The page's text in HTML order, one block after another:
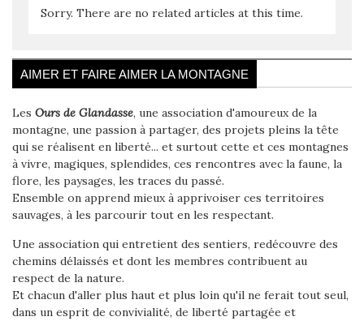
Sorry. There are no related articles at this time.
AIMER ET FAIRE AIMER LA MONTAGNE
Les Ours de Glandasse, une association d'amoureux de la
montagne, une passion à partager, des projets pleins la tête
qui se réalisent en liberté... et surtout cette et ces montagnes
à vivre, magiques, splendides, ces rencontres avec la faune, la
flore, les paysages, les traces du passé.
Ensemble on apprend mieux à apprivoiser ces territoires
sauvages, à les parcourir tout en les respectant.
Une association qui entretient des sentiers, redécouvre des
chemins délaissés et dont les membres contribuent au
respect de la nature.
Et chacun d'aller plus haut et plus loin qu'il ne ferait tout seul,
dans un esprit de convivialité, de liberté partagée et